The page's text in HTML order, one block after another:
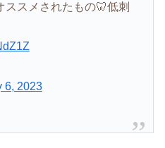
ススメされたもの🦷低刺
6, 2023